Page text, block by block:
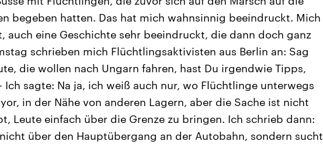
begeben hatten. Das hat mich wahnsinnig beeindruckt. Mich
auch eine Geschichte sehr beeindruckt, die dann doch ganz
schrieben mich Flüchtlingsaktivisten aus Berlin an: Sag
die wollen nach Ungarn fahren, hast Du irgendwie Tipps,
Ich sagte: Na ja, ich weiß auch nur, wo Flüchtlinge unterwegs
in der Nähe von anderen Lagern, aber die Sache ist nicht
Leute einfach über die Grenze zu bringen. Ich schrieb dann:
über den Hauptübergang an der Autobahn, sondern sucht